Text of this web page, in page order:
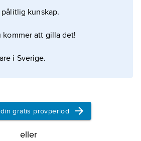
ingen vetenskapligt styrkt
kunskap.
kommer att gilla det!
i Sverige.
gratis provperiod
eller